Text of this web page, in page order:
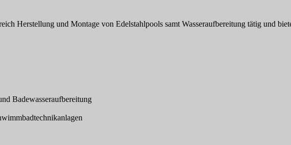
Herstellung und Montage von Edelstahlpools samt Wasseraufbereitung tätig und
Badewasseraufbereitung